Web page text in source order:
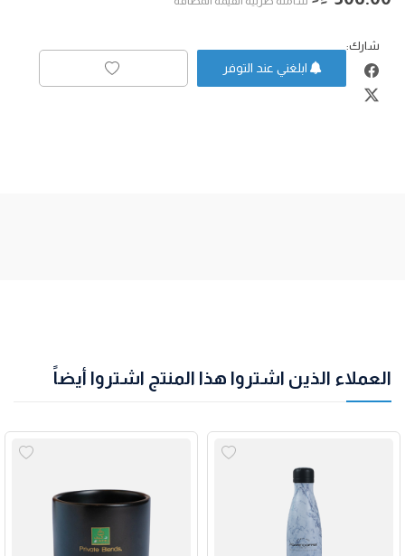
شارك:
العملاء الذين اشتروا هذا المنتج اشتروا أيضاً